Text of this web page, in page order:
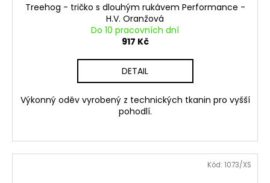
Treehog - tričko s dlouhým rukávem Performance -
H.V. Oranžová
Do 10 pracovních dní
917 Kč
DETAIL
Výkonný oděv vyrobený z technických tkanin pro vyšší
pohodlí.
Kód: 1073/XS